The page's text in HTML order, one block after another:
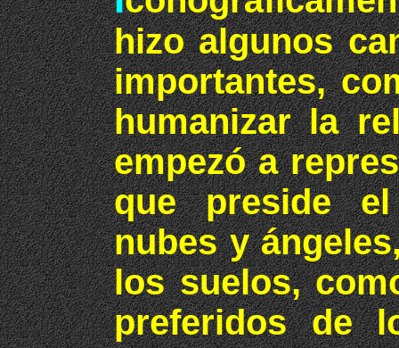
hizo algunos
importantes,
humanizar la
empezó a
que preside
nubes y
los suelos,
preferidos de